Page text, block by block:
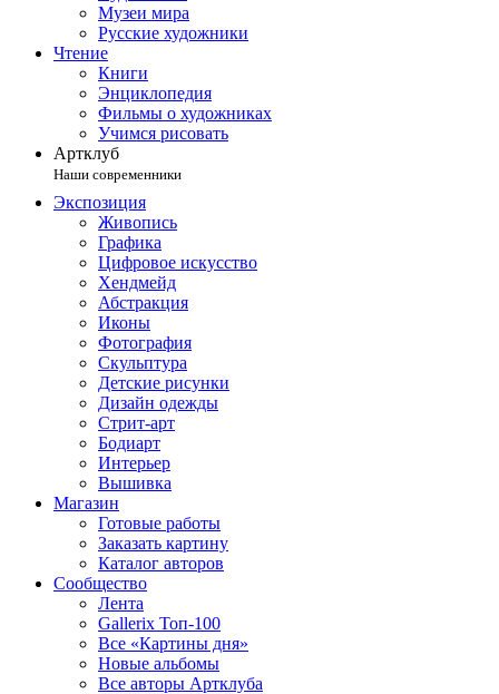
Музеи мира
Русские художники
Чтение
Книги
Энциклопедия
Фильмы о художниках
Учимся рисовать
Артклуб
Наши современники
Экспозиция
Живопись
Графика
Цифровое искусство
Хендмейд
Абстракция
Иконы
Фотография
Скульптура
Детские рисунки
Дизайн одежды
Стрит-арт
Бодиарт
Интерьер
Вышивка
Магазин
Готовые работы
Заказать картину
Каталог авторов
Сообщество
Лента
Gallerix Топ-100
Все «Картины дня»
Новые альбомы
Все авторы Артклуба